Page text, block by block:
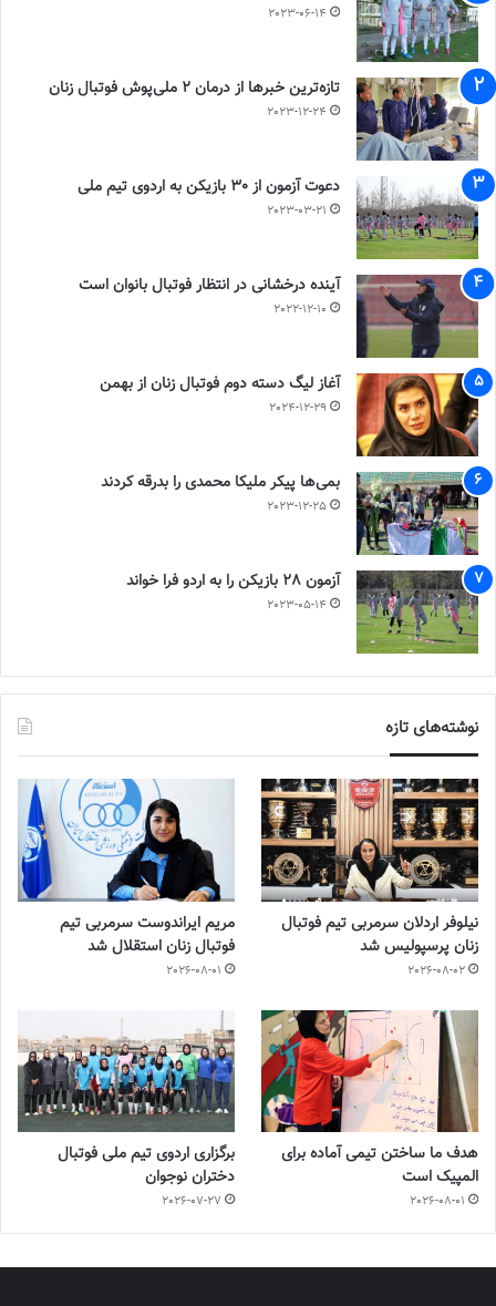
2023-06-14
تازه‌ترین خبرها از درمان ۲ ملی‌پوش فوتبال زنان
2023-12-24
دعوت آزمون از 30 بازیکن به اردوی تیم ملی
2023-03-21
آینده درخشانی در انتظار فوتبال بانوان است
2022-12-10
آغاز لیگ دسته دوم فوتبال زنان از بهمن
2024-12-29
بمی‌ها پیکر ملیکا محمدی را بدرقه کردند
2023-12-25
آزمون 28 بازیکن را به اردو فرا خواند
2023-05-14
نوشته‌های تازه
نیلوفر اردلان سرمربی تیم فوتبال
زنان پرسپولیس شد
2026-08-02
مریم ایراندوست سرمربی تیم
فوتبال زنان استقلال شد
2026-08-01
هدف ما ساختن تیمی آماده برای
المپیک است
2026-08-01
برگزاری اردوی تیم ملی فوتبال
دختران نوجوان
2026-07-27